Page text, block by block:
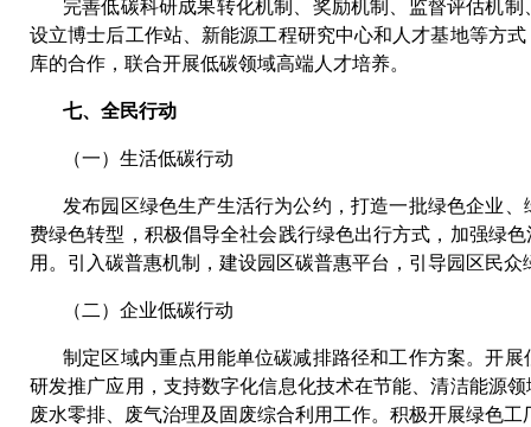
完善低碳科研成果转化机制、奖励机制、监督评估机
设立博士后工作站、新能源工程研究中心和人才基地等方
库的合作，联合开展低碳领域高端人才培养。
七、全民行动
（一）生活低碳行动
发布园区绿色生产生活行为公约，打造一批绿色企业
费绿色转型，积极倡导全社会践行绿色出行方式，加强绿
用。引入碳普惠机制，建设园区碳普惠平台，引导园区民众
（二）企业低碳行动
制定区域内重点用能单位碳减排路径和工作方案。开
研发推广应用，支持数字化信息化技术在节能、清洁能源
废水零排、废气治理及固废综合利用工作。积极开展绿色